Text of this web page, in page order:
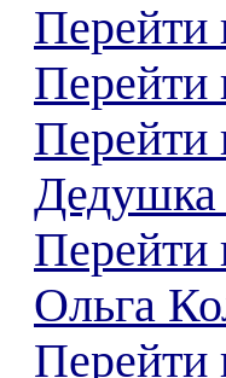
Перейти
Перейти
Перейти
Перейти
Ольга
Перейти